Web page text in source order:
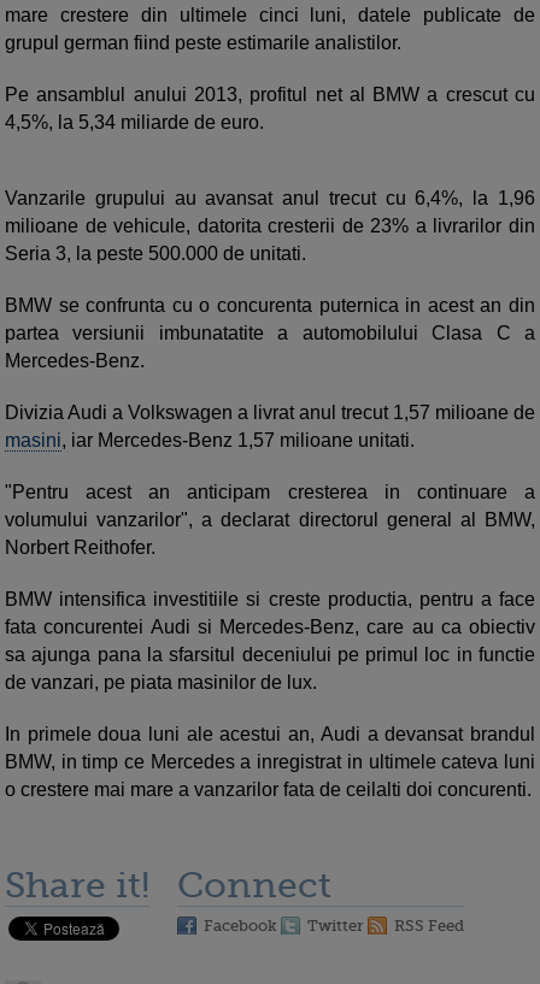
mare crestere din ultimele cinci luni, datele publicate de
grupul german fiind peste estimarile analistilor.
Pe ansamblul anului 2013, profitul net al BMW a crescut cu
4,5%, la 5,34 miliarde de euro.
Vanzarile grupului au avansat anul trecut cu 6,4%, la 1,96
milioane de vehicule, datorita cresterii de 23% a livrarilor din
Seria 3, la peste 500.000 de unitati.
BMW se confrunta cu o concurenta puternica in acest an din
partea versiunii imbunatatite a automobilului Clasa C a
Mercedes-Benz.
Divizia Audi a Volkswagen a livrat anul trecut 1,57 milioane de
masini, iar Mercedes-Benz 1,57 milioane unitati.
"Pentru acest an anticipam cresterea in continuare a
volumului vanzarilor", a declarat directorul general al BMW,
Norbert Reithofer.
BMW intensifica investitiile si creste productia, pentru a face
fata concurentei Audi si Mercedes-Benz, care au ca obiectiv
sa ajunga pana la sfarsitul deceniului pe primul loc in functie
de vanzari, pe piata masinilor de lux.
In primele doua luni ale acestui an, Audi a devansat brandul
BMW, in timp ce Mercedes a inregistrat in ultimele cateva luni
o crestere mai mare a vanzarilor fata de ceilalti doi concurenti.
Share it! Connect
Facebook Twitter RSS Feed